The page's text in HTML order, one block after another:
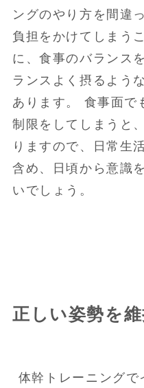
ングのやり方を間違
負担をかけてしまう
に、食事のバランス
ランスよく摂るよう
あります。 食事面で
制限をしてしまうと
りますので、日常生
含め、日頃から意識
いでしょう。
正しい姿勢を
体幹トレーニング